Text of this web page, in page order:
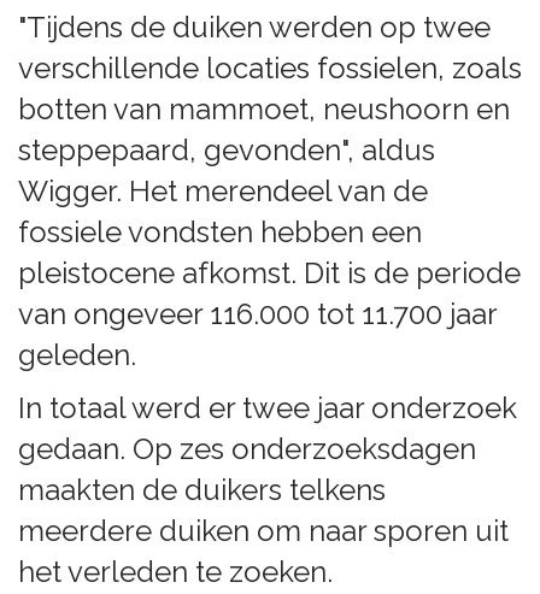
"Tijdens de duiken werden op twee
verschillende locaties fossielen, zoals
botten van mammoet, neushoorn en
steppepaard, gevonden", aldus
Wigger. Het merendeel van de
fossiele vondsten hebben een
pleistocene afkomst. Dit is de periode
van ongeveer 116.000 tot 11.700 jaar
geleden.
In totaal werd er twee jaar onderzoek
gedaan. Op zes onderzoeksdagen
maakten de duikers telkens
meerdere duiken om naar sporen uit
het verleden te zoeken.